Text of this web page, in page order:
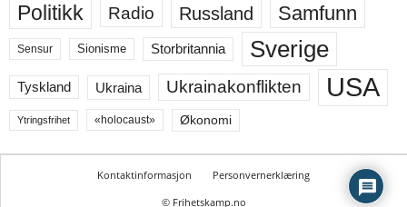
Politikk Radio Russland Samfunn
Sensur Sionisme Storbritannia Sverige
Tyskland Ukraina Ukrainakonflikten USA
Ytringsfrihet «holocaust» Økonomi
Kontaktinformasjon
Personvernerklæring
© Frihetskamp.no